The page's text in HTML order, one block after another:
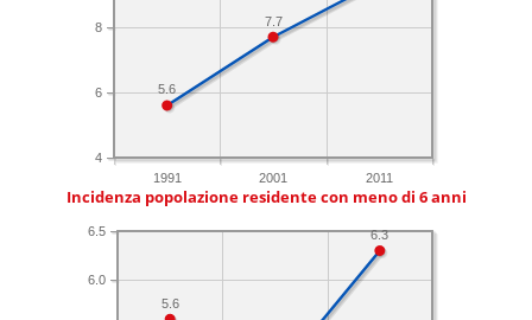
1991 2001 2011
4
6
8 7.7
5.6
Incidenza popolazione residente con meno di 6 anni
6.0
6.5 6.3
5.6